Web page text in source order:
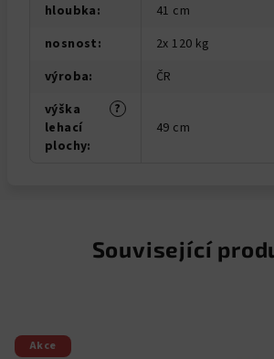
hloubka:
41 cm
nosnost:
2x 120 kg
výroba:
ČR
?
výška
lehací
plochy:
49 cm
Související
Akce